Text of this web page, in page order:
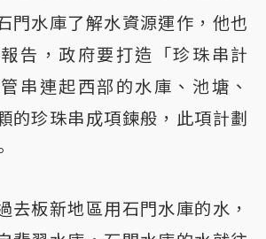
門水庫了解水資源運作，他也
告，政府要打造「珍珠串計
串連起西部的水庫、池塘、
的珍珠串成項鍊般，此項計劃
去板新地區用石門水庫的水，